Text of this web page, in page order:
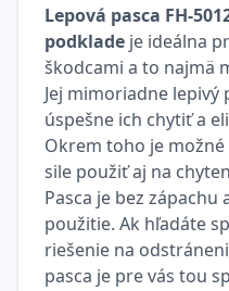
Lepová pasca FH-
podklade je ideálna
škodcami a to najmä
Jej mimoriadne
úspešne ich chytiť a
Okrem toho je možné
sile použiť aj na
Pasca je bez
použitie. Ak hľadáte
riešenie na
pasca je pre vás tou